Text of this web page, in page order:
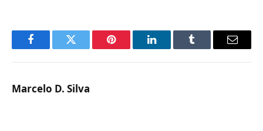
FacebookTwitter Pinterest LinkedInTumblr Email
Marcelo D. Silva